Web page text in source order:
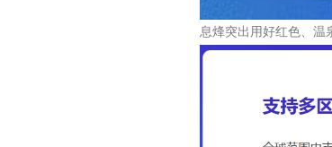
息烽突出用好红色、温